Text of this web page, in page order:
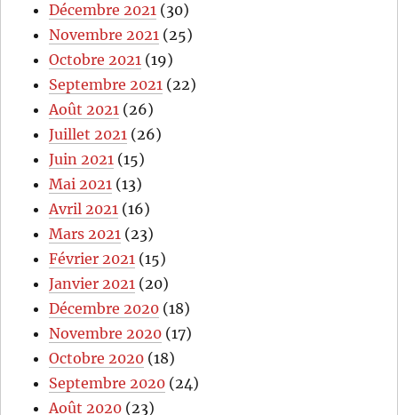
Décembre 2021 (30)
Novembre 2021 (25)
Octobre 2021 (19)
Septembre 2021 (22)
Août 2021 (26)
Juillet 2021 (26)
Juin 2021 (15)
Mai 2021 (13)
Avril 2021 (16)
Mars 2021 (23)
Février 2021 (15)
Janvier 2021 (20)
Décembre 2020 (18)
Novembre 2020 (17)
Octobre 2020 (18)
Septembre 2020 (24)
Août 2020 (23)